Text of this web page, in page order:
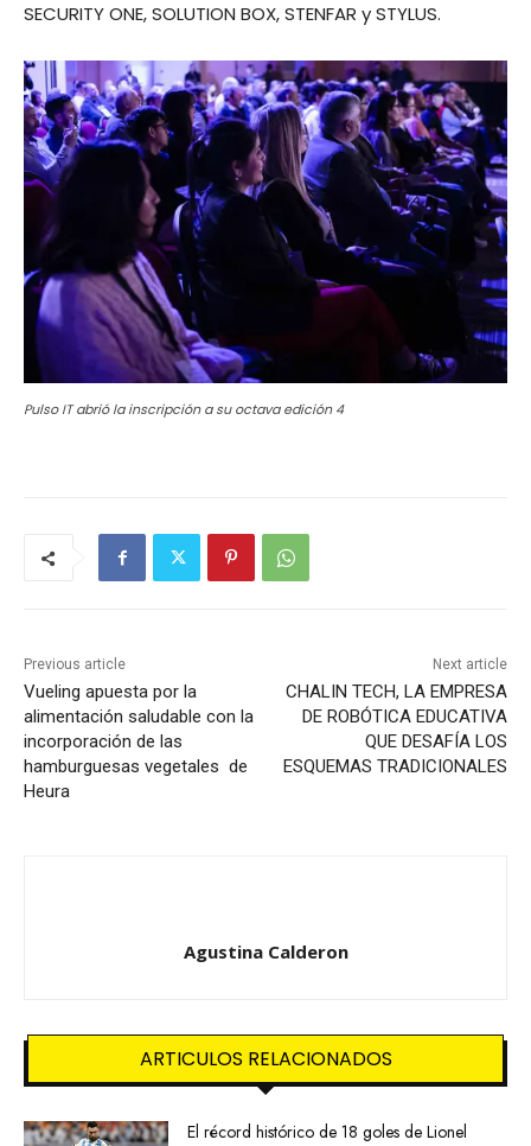
SECURITY ONE, SOLUTION BOX, STENFAR y STYLUS.
Pulso IT abrió la inscripción a su octava edición 4
Previous article
Vueling apuesta por la
alimentación saludable con la
incorporación de las
hamburguesas vegetales de
Heura
Next article
CHALIN TECH, LA EMPRESA
DE ROBÓTICA EDUCATIVA
QUE DESAFÍA LOS
ESQUEMAS TRADICIONALES
Agustina Calderon
ARTICULOS RELACIONADOS
El récord histórico de 18 goles de Lionel